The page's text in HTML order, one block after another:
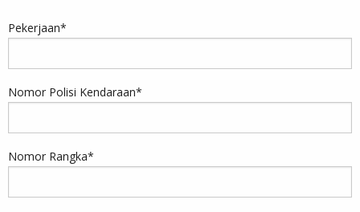
Pekerjaan*
Nomor Polisi Kendaraan*
Nomor Rangka*